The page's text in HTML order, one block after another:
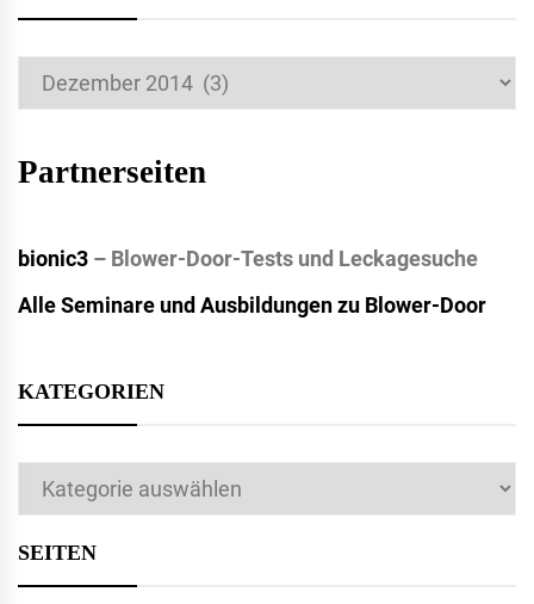
Archiv
Partnerseiten
bionic3 – Blower-Door-Tests und Leckagesuche
Alle Seminare und Ausbildungen zu Blower-Door
KATEGORIEN
Kategorien
SEITEN